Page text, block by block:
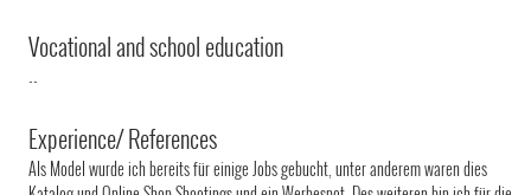
Vocational and school education
--
Experience/ References
Als Model wurde ich bereits für einige Jobs gebucht, unter anderem waren dies